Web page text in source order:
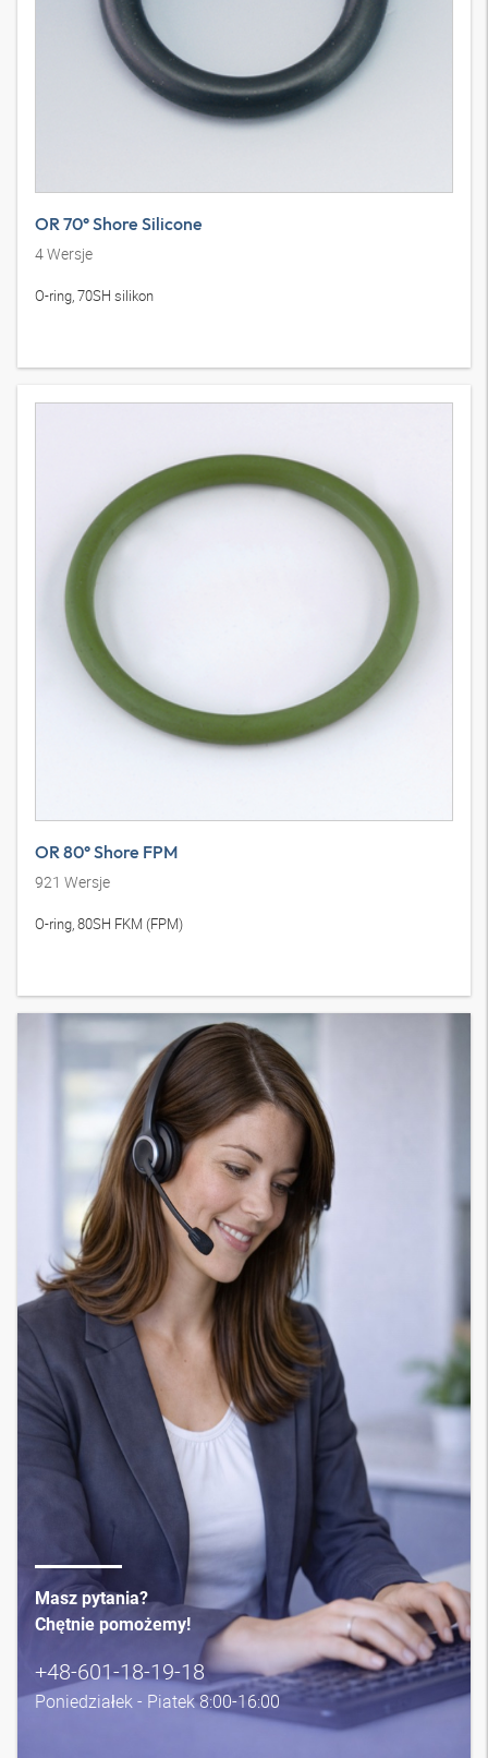
OR 70° Shore Silicone
4Wersje
O-ring, 70SH silikon
OR 80° Shore FPM
921 Wersje
O-ring, 80SH FKM (FPM)
Masz pytania?
Chętnie pomożemy!
+48-601-18-19-18
Poniedziałek - Piatek 8:00-16:00